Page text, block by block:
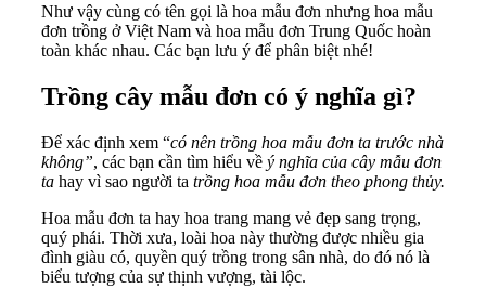
Như vậy cùng có tên gọi là hoa mẫu đơn nhưng hoa mẫu
đơn trồng ở Việt Nam và hoa mẫu đơn Trung Quốc hoàn
toàn khác nhau. Các bạn lưu ý để phân biệt nhé!
Trồng cây mẫu đơn có ý nghĩa gì?
Để xác định xem “có nên trồng hoa mẫu đơn ta trước nhà
không”, các bạn cần tìm hiểu về ý nghĩa của cây mẫu đơn
ta hay vì sao người ta trồng hoa mẫu đơn theo phong thủy.
Hoa mẫu đơn ta hay hoa trang mang vẻ đẹp sang trọng,
quý phái. Thời xưa, loài hoa này thường được nhiều gia
đình giàu có, quyền quý trồng trong sân nhà, do đó nó là
biểu tượng của sự thịnh vượng, tài lộc.